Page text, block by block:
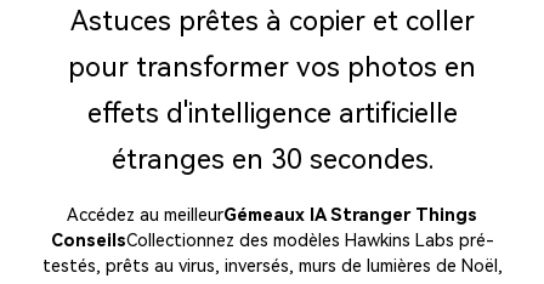
Astuces prêtes à copier et coller
pour transformer vos photos en
effets d'intelligence artificielle
étranges en 30 secondes.
Accédez au meilleurGémeaux IA Stranger Things
ConseilsCollectionnez des modèles Hawkins Labs pré-
testés, prêts au virus, inversés, murs de lumières de Noël,